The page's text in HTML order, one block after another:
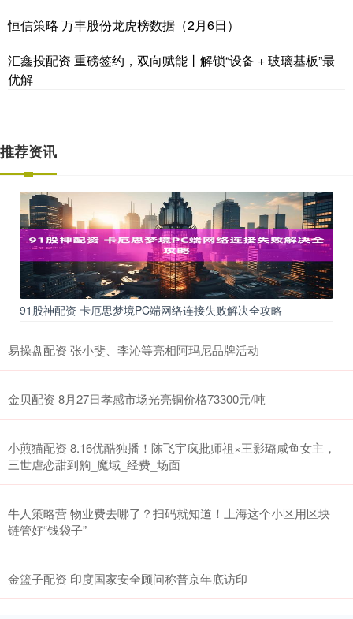
恒信策略 万丰股份龙虎榜数据（2月6日）
汇鑫投配资 重磅签约，双向赋能丨解锁“设备 + 玻璃基板”最
优解
推荐资讯
91股神配资 卡厄思梦境PC端网络连接失败解决全攻略
易操盘配资 张小斐、李沁等亮相阿玛尼品牌活动
金贝配资 8月27日孝感市场光亮铜价格73300元/吨
小煎猫配资 8.16优酷独播！陈飞宇疯批师祖×王影璐咸鱼女主，
三世虐恋甜到齁_魔域_经费_场面
牛人策略营 物业费去哪了？扫码就知道！上海这个小区用区块
链管好“钱袋子”
金篮子配资 印度国家安全顾问称普京年底访印